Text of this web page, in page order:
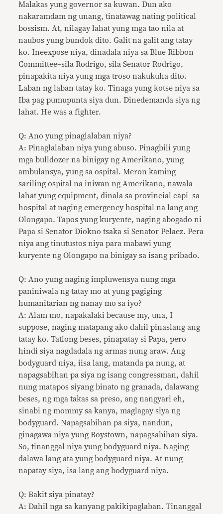
Malakas yung governor sa kuwan. Dun ako
nakaramdam ng unang, tinatawag nating political
bossism. At, nilagay lahat yung mga tao nila at
naubos yung bundok dito. Galit na galit ang tatay
ko. Ineexpose niya, dinadala niya sa Blue Ribbon
Committee–sila Rodrigo, sila Senator Rodrigo,
pinapakita niya yung mga troso nakukuha dito.
Laban ng laban tatay ko. Tinaga yung kotse niya sa
Iba pag pumupunta siya dun. Dinedemanda siya ng
lahat. He was a fighter.
Q: Ano yung pinaglalaban niya?
A: Pinaglalaban niya yung abuso. Pinagbili yung
mga bulldozer na binigay ng Amerikano, yung
ambulansya, yung sa ospital. Meron kaming
sariling ospital na iniwan ng Amerikano, nawala
lahat yung equipment, dinala sa provincial capi–sa
hospital at naging emergency hospital na lang ang
Olongapo. Tapos yung kuryente, naging abogado ni
Papa si Senator Diokno tsaka si Senator Pelaez. Pera
niya ang tinutustos niya para mabawi yung
kuryente ng Olongapo na binigay sa isang pribado.
Q: Ano yung naging impluwensya nung mga
paniniwala ng tatay mo at yung pagiging
humanitarian ng nanay mo sa iyo?
A: Alam mo, napakalaki because my, una, I
suppose, naging matapang ako dahil pinaslang ang
tatay ko. Tatlong beses, pinapatay si Papa, pero
hindi siya nagdadala ng armas nung araw. Ang
bodyguard niya, iisa lang, matanda pa nung, at
napagsabihan pa siya ng isang congressman, dahil
nung matapos siyang binato ng granada, dalawang
beses, ng mga takas sa preso, ang nangyari eh,
sinabi ng mommy sa kanya, maglagay siya ng
bodyguard. Napagsabihan pa siya, nandun,
ginagawa niya yung Boystown, napagsabihan siya.
So, tinanggal niya yung bodyguard niya. Naging
dalawa lang ata yung bodyguard niya. At nung
napatay siya, isa lang ang bodyguard niya.
Q: Bakit siya pinatay?
A: Dahil nga sa kanyang pakikipaglaban. Tinanggal